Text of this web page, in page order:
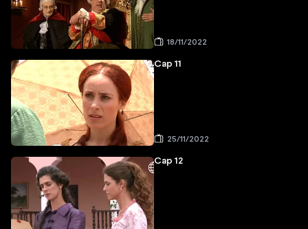
18/11/2022
Cap 11
25/11/2022
Cap 12